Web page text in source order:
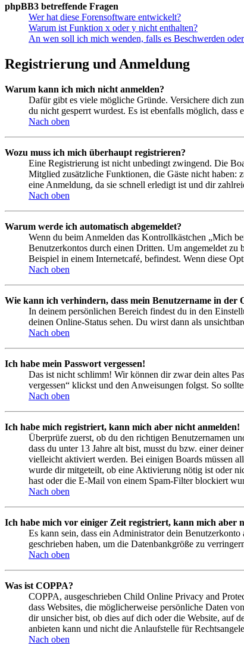
phpBB3 betreffende Fragen
Wer hat diese Forensoftware entwickelt?
Warum ist Funktion x oder y nicht enthalten?
An wen soll ich mich wenden, falls es Beschwerden
Registrierung und Anmeldung
Warum kann ich mich nicht anmelden?
Dafür gibt es viele mögliche Gründe. Versichere dich
du nicht gesperrt wurdest. Es ist ebenfalls möglich,
Nach oben
Wozu muss ich mich überhaupt registrieren?
Eine Registrierung ist nicht unbedingt zwingend. Die
Mitglied zusätzliche Funktionen, die Gäste nicht
eine Anmeldung, da sie schnell erledigt ist und dir
Nach oben
Warum werde ich automatisch abgemeldet?
Wenn du beim Anmelden das Kontrollkästchen „Mich
Benutzerkontos durch einen Dritten. Um angemeldet
Beispiel in einem Internetcafé, befindest. Wenn diese
Nach oben
Wie kann ich verhindern, dass mein Benutzername in der
In deinem persönlichen Bereich findest du in den
deinen Online-Status sehen. Du wirst dann als
Nach oben
Ich habe mein Passwort vergessen!
Das ist nicht schlimm! Wir können dir zwar dein altes
vergessen“ klickst und den Anweisungen folgst. So
Nach oben
Ich habe mich registriert, kann mich aber nicht anmelden!
Überprüfe zuerst, ob du den richtigen Benutzernamen
dass du unter 13 Jahre alt bist, musst du bzw. einer
vielleicht aktiviert werden. Bei einigen Boards müssen
wurde dir mitgeteilt, ob eine Aktivierung nötig ist oder
hast oder die E-Mail von einem Spam-Filter blockiert
Nach oben
Ich habe mich vor einiger Zeit registriert, kann mich aber
Es kann sein, dass ein Administrator dein
geschrieben haben, um die Datenbankgröße zu
Nach oben
Was ist COPPA?
COPPA, ausgeschrieben Child Online Privacy and
dass Websites, die möglicherweise persönliche Daten
dir unsicher bist, ob dies auf dich oder die Website, auf
anbieten kann und nicht die Anlaufstelle für
Nach oben